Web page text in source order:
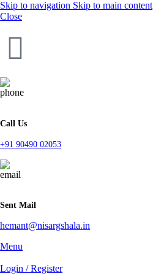
Skip to navigation Skip to main content
Close
Call Us
+91 90490 02053
Sent Mail
hemant@nisargshala.in
Menu
Login / Register